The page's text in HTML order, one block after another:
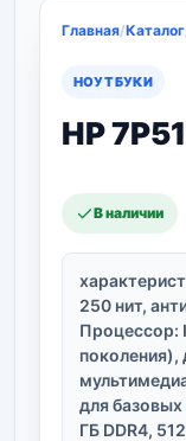
Главная/Каталог
НОУТБУКИ
HP
В наличии
250 нит,
Процессор:
поколения),
для
ГБ DDR4,